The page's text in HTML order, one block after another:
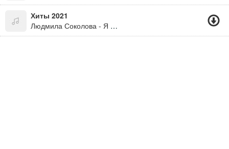
Хиты 2021
Людмила Соколова - Я Стала Другой